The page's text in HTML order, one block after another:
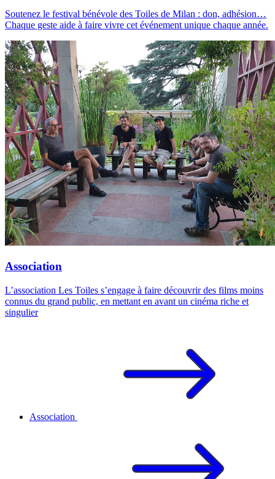
Soutenez le festival bénévole des Toiles de Milan : don, adhésion…
Chaque geste aide à faire vivre cet événement unique chaque année.
Association
L’association Les Toiles s’engage à faire découvrir des films moins
connus du grand public, en mettant en avant un cinéma riche et
singulier
Association